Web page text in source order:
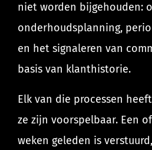
niet worden bijgehouden:
onderhoudsplanning,
en het signaleren van
basis van klanthistorie.
Elk van die processen
ze zijn voorspelbaar. Een
weken geleden is